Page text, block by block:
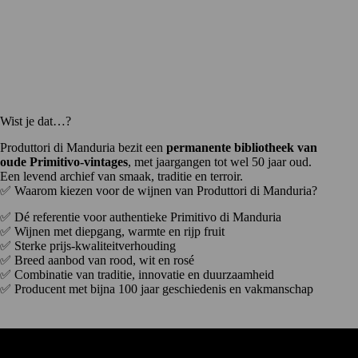
Wist je dat…?
Produttori di Manduria bezit een permanente bibliotheek van
oude Primitivo-vintages, met jaargangen tot wel 50 jaar oud.
Een levend archief van smaak, traditie en terroir.
✅ Waarom kiezen voor de wijnen van Produttori di Manduria?
✅ Dé referentie voor authentieke Primitivo di Manduria
✅ Wijnen met diepgang, warmte en rijp fruit
✅ Sterke prijs-kwaliteitverhouding
✅ Breed aanbod van rood, wit en rosé
✅ Combinatie van traditie, innovatie en duurzaamheid
✅ Producent met bijna 100 jaar geschiedenis en vakmanschap